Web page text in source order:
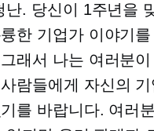
난. 당신이 1주년을
한 기업가 이야기
래서 나는 여러분
람들에게 자신의
를 바랍니다. 여러